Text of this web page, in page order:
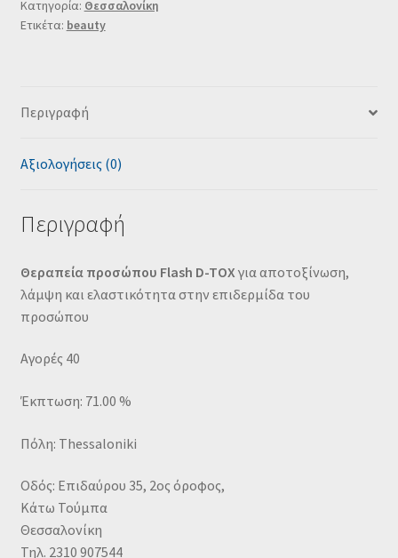
Κατηγορία: Θεσσαλονίκη
Ετικέτα: beauty
Περιγραφή
Αξιολογήσεις (0)
Περιγραφή
Θεραπεία προσώπου Flash D-TOX για αποτοξίνωση,
λάμψη και ελαστικότητα στην επιδερμίδα του
προσώπου
Αγορές 40
Έκπτωση: 71.00 %
Πόλη: Thessaloniki
Οδός: Επιδαύρου 35, 2ος όροφος,
Κάτω Τούμπα
Θεσσαλονίκη
Τηλ. 2310 907544